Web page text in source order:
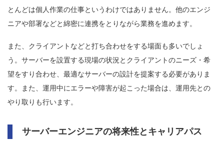
とんどは個人作業の仕事というわけではありません。他のエンジ
ニアや部署などと綿密に連携をとりながら業務を進めます。
また、クライアントなどと打ち合わせをする場面も多いでしょ
う。サーバーを設置する現場の状況とクライアントのニーズ・希
望をすり合わせ、最適なサーバーの設計を提案する必要がありま
す。また、運用中にエラーや障害が起こった場合は、運用先との
やり取りも行います。
サーバーエンジニアの将来性とキャリアパス